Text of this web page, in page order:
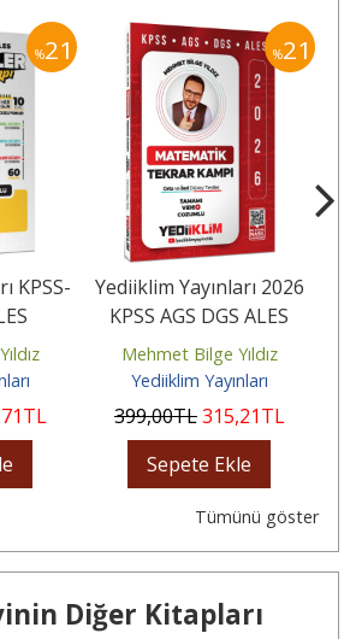
%21
KPSS-
TL
%21
Yediiklim Yayınları 2026
KPSS AGS DGS ALES
Matematik Tamamı
Video...
Mehmet Bilge Yıldız
Yediiklim Yayınları
399,00TL315,21TL
Sepete Ekle
Tümünü göster
Diğer Kitapları